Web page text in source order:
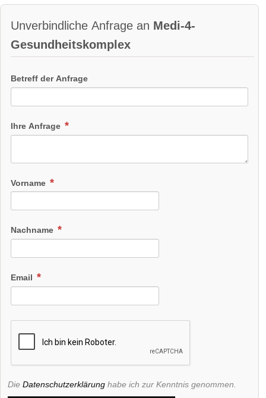
Unverbindliche Anfrage an Medi-4-
Gesundheitskomplex
Betreff der Anfrage
Ihre Anfrage
Vorname
Nachname
Email
Die Datenschutzerklärung habe ich zur Kenntnis genommen.